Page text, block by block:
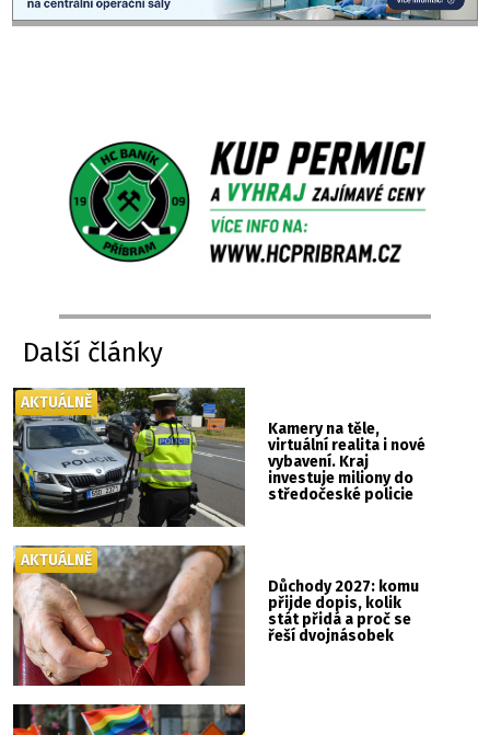
Další články
Kamery na těle,
virtuální realita i nové
vybavení. Kraj
investuje miliony do
středočeské policie
AKTUÁLNĚ
Důchody 2027: komu
přijde dopis, kolik
stát přidá a proč se
řeší dvojnásobek
AKTUÁLNĚ